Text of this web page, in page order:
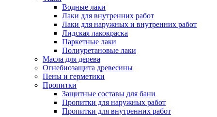
Водные лаки
Лаки для внутренних работ
Лаки для наружных и внутренних работ
Лидская лакокраска
Паркетные лаки
Полиуретановые лаки
Масла для дерева
Огнебиозащита древесины
Пены и герметики
Пропитки
Защитные составы для бани
Пропитки для наружных работ
Пропитки для внутренних работ